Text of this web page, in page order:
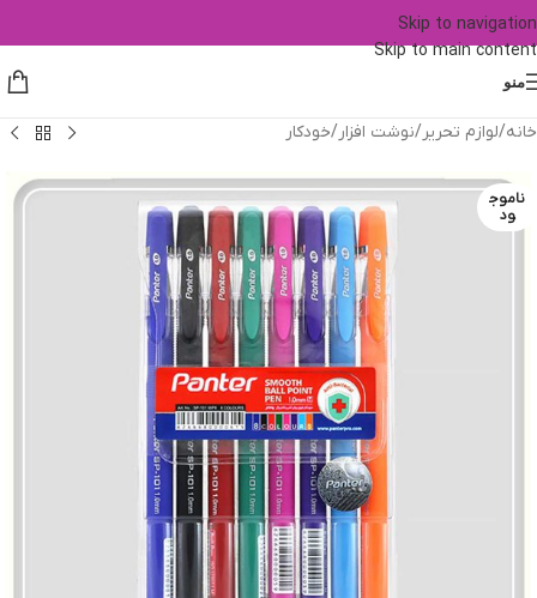
Skip to navigation
Skip to main content
منو
خانه/لوازم تحریر/نوشت افزار/خودکار
ناموج
ود